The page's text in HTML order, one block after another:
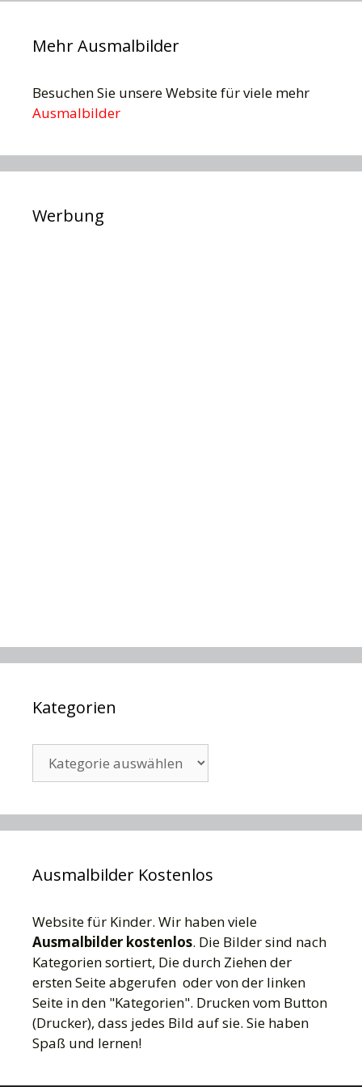
Mehr Ausmalbilder
Besuchen Sie unsere Website für viele mehr
Ausmalbilder
Werbung
Kategorien
Ausmalbilder Kostenlos
Website für Kinder. Wir haben viele
Ausmalbilder kostenlos. Die Bilder sind nach
Kategorien sortiert, Die durch Ziehen der
ersten Seite abgerufen oder von der linken
Seite in den "Kategorien". Drucken vom Button
(Drucker), dass jedes Bild auf sie. Sie haben
Spaß und lernen!